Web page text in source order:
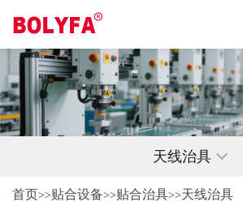
天线治具
首页>>贴合设备>>贴合治具>>天线治具